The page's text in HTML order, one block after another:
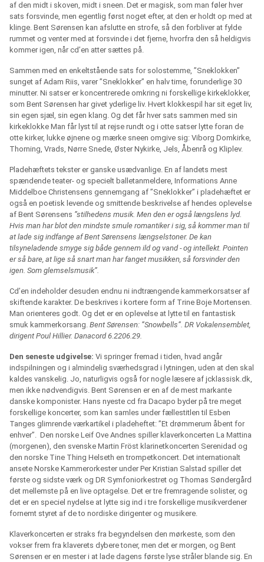
af den midt i skoven, midt i sneen. Det er magisk, som man føler hver
sats forsvinde, men egentlig først noget efter, at den er holdt op med at
klinge. Bent Sørensen kan afslutte en strofe, så den forbliver at fylde
rummet og venter med at forsvinde i det fjerne, hvorfra den så heldigvis
kommer igen, når cd’en atter sættes på.
Sammen med en enkeltstående sats for solostemme, ”Sneklokken”
sunget af Adam Riis, varer ”Sneklokker” en halv time, forunderlige 30
minutter. Ni satser er koncentrerede omkring ni forskellige kirkeklokker,
som Bent Sørensen har givet yderlige liv. Hvert klokkespil har sit eget liv,
sin egen sjæl, sin egen klang. Og det får hver sats sammen med sin
kirkeklokke Man får lyst til at rejse rundt og i otte satser lytte foran de
otte kirker, lukke øjnene og mærke sneen omgive sig: Viborg Domkirke,
Thorning, Vrads, Nørre Snede, Øster Nykirke, Jels, Åbenrå og Kliplev.
Pladehæftets tekster er ganske usædvanlige. En af landets mest
spændende teater- og specielt balletanmeldere, Informations Anne
Middelboe Christensens gennemgang af ”Sneklokker” i pladehæftet er
også en poetisk levende og smittende beskrivelse af hendes oplevelse
af Bent Sørensens ”stilhedens musik. Men den er også længslens lyd.
Hvis man har blot den mindste smule romantiker i sig, så kommer man til
at lade sig indfange af Bent Sørensens længselstoner. De kan
tilsyneladende smyge sig både gennem ild og vand - og intellekt. Pointen
er så bare, at lige så snart man har fanget musikken, så forsvinder den
igen. Som glemselsmusik”.
Cd’en indeholder desuden endnu ni indtrængende kammerkorsatser af
skiftende karakter. De beskrives i kortere form af Trine Boje Mortensen.
Man orienteres godt. Og det er en oplevelse at lytte til en fantastisk
smuk kammerkorsang. Bent Sørensen: ”Snowbells”. DR Vokalensemblet,
dirigent Poul Hillier. Danacord 6.2206.29.
Den seneste udgivelse: Vi springer fremad i tiden, hvad angår
indspilningen og i almindelig sværhedsgrad i lytningen, uden at den skal
kaldes vanskelig. Jo, naturligvis også for nogle læsere af jcklassisk.dk,
men ikke nødvendigvis. Bent Sørensen er en af de mest markante
danske komponister. Hans nyeste cd fra Dacapo byder på tre meget
forskellige koncerter, som kan samles under fællestitlen til Esben
Tanges glimrende værkartikel i pladeheftet: ”Et drømmerum åbent for
enhver”. Den norske Leif Ove Andnes spiller klaverkoncerten La Mattina
(morgenen), den svenske Martin Fröst klarinetkoncerten Serenidad og
den norske Tine Thing Helseth en trompetkoncert. Det internationalt
ansete Norske Kammerorkester under Per Kristian Salstad spiller det
første og sidste værk og DR Symfoniorkestret og Thomas Søndergård
det mellemste på en live optagelse. Det er tre fremragende solister, og
det er en speciel nydelse at lytte sig ind i tre forskellige musikverdener
fornemt styret af de to nordiske dirigenter og musikere.
Klaverkoncerten er straks fra begyndelsen den mørkeste, som den
vokser frem fra klaverets dybere toner, men det er morgen, og Bent
Sørensen er en mester i at lade dagens første lyse stråler blande sig. En